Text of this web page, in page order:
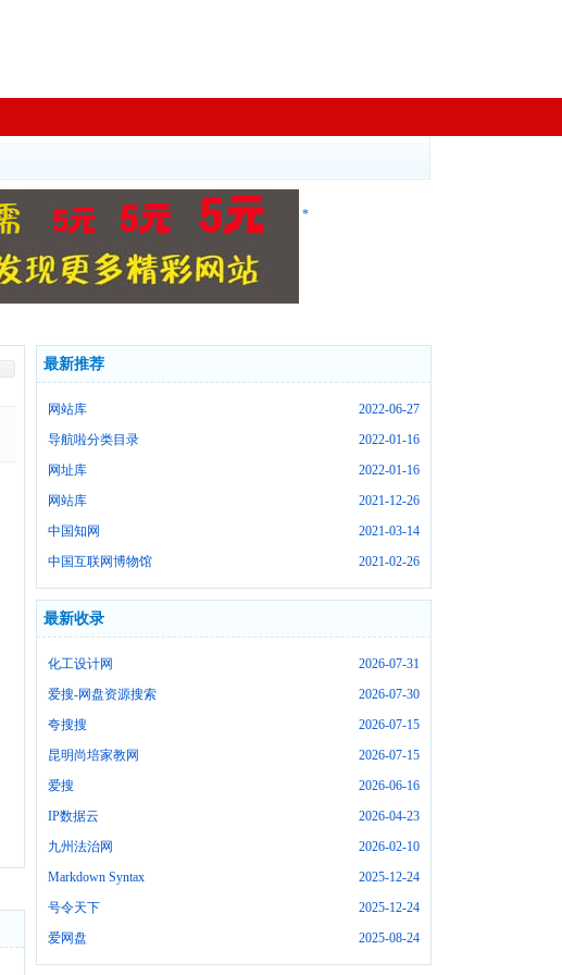
*
最新推荐
2022-06-27
网站库
2022-01-16
导航啦分类目录
2022-01-16
网址库
2021-12-26
网站库
2021-03-14
中国知网
2021-02-26
中国互联网博物馆
最新收录
2026-07-31
化工设计网
2026-07-30
爱搜-网盘资源搜索
2026-07-15
夸搜搜
2026-07-15
昆明尚培家教网
2026-06-16
爱搜
2026-04-23
IP数据云
2026-02-10
九州法治网
2025-12-24
Markdown Syntax
2025-12-24
号令天下
2025-08-24
爱网盘